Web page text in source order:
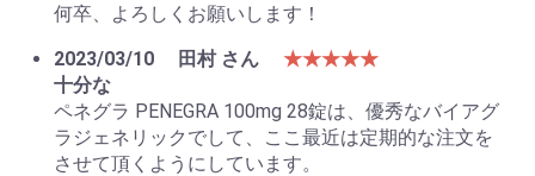
何卒、よろしくお願いします！
2023/03/10
田村 さん
★★★★★
十分な
ペネグラ PENEGRA 100mg 28錠は、優秀なバイアグ
ラジェネリックでして、ここ最近は定期的な注文を
させて頂くようにしています。